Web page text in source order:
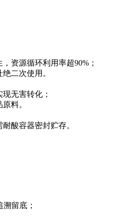
资源循环利用率超90%；
二次使用。
无害转化；
料。
酸容器密封贮存。
留底；